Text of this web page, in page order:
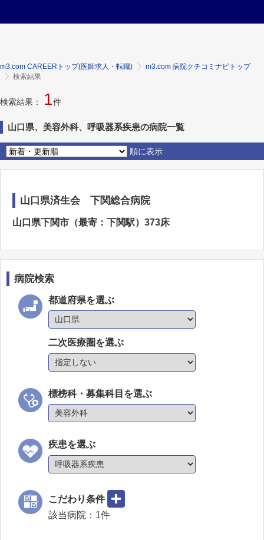
m3.com CAREERトップ(医師求人・転職)
m3.com 病院クチコミナビトップ
検索結果
検索結果： 1件
山口県、美容外科、呼吸器系疾患の病院一覧
順に表示
山口県済生会 下関総合病院
山口県下関市（最寄：下関駅）373床
病院検索
都道府県を選ぶ
二次医療圏を選ぶ
標榜科・募集科目を選ぶ
疾患を選ぶ
こだわり条件
該当病院： 1件